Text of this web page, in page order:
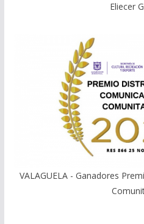
Eliecer
VALAGUELA - Ganadores